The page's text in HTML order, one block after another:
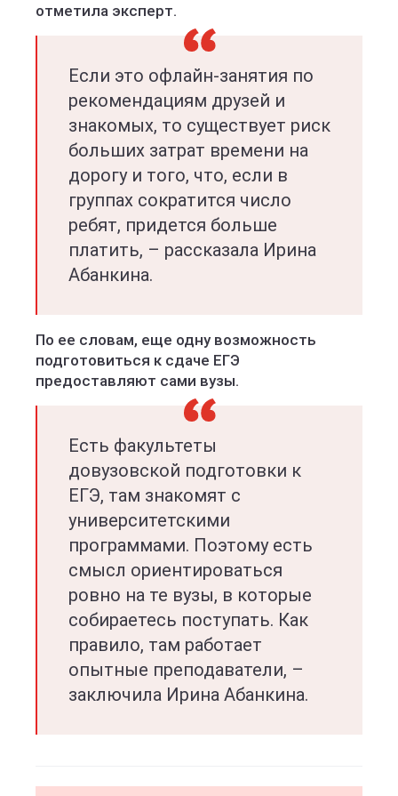
отметила эксперт.
Если это офлайн-занятия по
рекомендациям друзей и
знакомых, то существует риск
больших затрат времени на
дорогу и того, что, если в
группах сократится число
ребят, придется больше
платить, – рассказала Ирина
Абанкина.
По ее словам, еще одну возможность
подготовиться к сдаче ЕГЭ
предоставляют сами вузы.
Есть факультеты
довузовской подготовки к
ЕГЭ, там знакомят с
университетскими
программами. Поэтому есть
смысл ориентироваться
ровно на те вузы, в которые
собираетесь поступать. Как
правило, там работает
опытные преподаватели, –
заключила Ирина Абанкина.